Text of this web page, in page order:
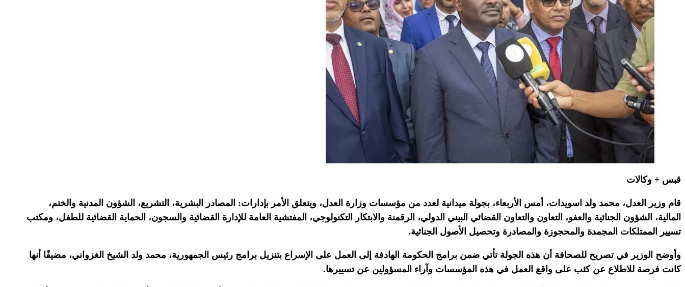
قبس + وكالات
قام وزير العدل، محمد ولد اسويدات، أمس الأربعاء، بجولة ميدانية لعدد من مؤسسات وزارة العدل، ويتعلق الأمر بإدارات: المصادر البشرية، التشريع، الشؤون المدنية والختم،
المالية، الشؤون الجنائية والعفو، التعاون والتعاون القضائي البيني الدولي، الرقمنة والابتكار التكنولوجي، المفتشية العامة للإدارة القضائية والسجون، الحماية القضائية للطفل، ومكتب
تسيير الممتلكات المجمدة والمحجوزة والمصادرة وتحصيل الأصول الجنائية.
وأوضح الوزير في تصريح للصحافة أن هذه الجولة تأتي ضمن برامج الحكومة الهادفة إلى العمل على الإسراع بتنزيل برامج رئيس الجمهورية، محمد ولد الشيخ الغزواني، مضيفًا أنها
كانت فرصة للاطلاع عن كثب على واقع العمل في هذه المؤسسات وآراء المسؤولين عن تسييرها.